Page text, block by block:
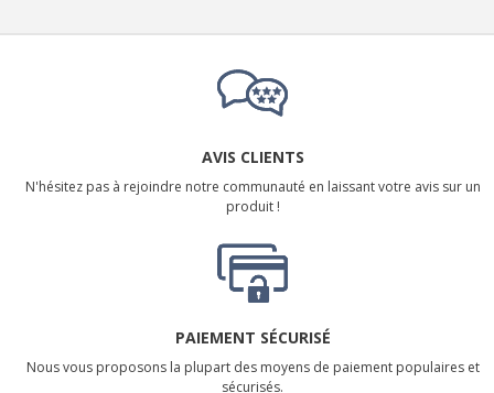
AVIS CLIENTS
N'hésitez pas à rejoindre notre communauté en laissant votre avis sur un
produit !
PAIEMENT SÉCURISÉ
Nous vous proposons la plupart des moyens de paiement populaires et
sécurisés.